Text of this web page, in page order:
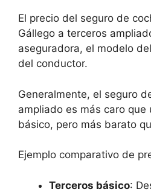
El precio del seguro de
Gállego a terceros
aseguradora, el modelo
del conductor.
Generalmente, el seguro
ampliado es más caro que
básico, pero más barato
Ejemplo comparativo de
Terceros básico: